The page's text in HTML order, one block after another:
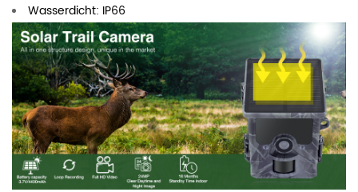
Wasserdicht: IP66